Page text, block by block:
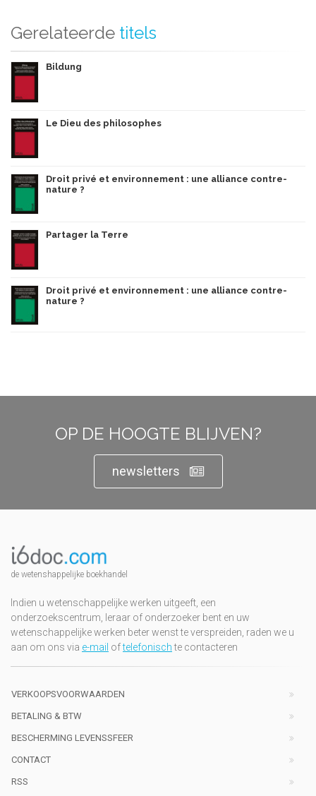
Gerelateerde titels
Bildung
Le Dieu des philosophes
Droit privé et environnement : une alliance contre-
nature ?
Partager la Terre
Droit privé et environnement : une alliance contre-
nature ?
OP DE HOOGTE BLIJVEN?
newsletters
de wetenshappelijke boekhandel
Indien u wetenschappelijke werken uitgeeft, een
onderzoekscentrum, leraar of onderzoeker bent en uw
wetenschappelijke werken beter wenst te verspreiden, raden we u
aan om ons via e-mail oftelefonischte contacteren
VERKOOPSVOORWAARDEN
BETALING & BTW
BESCHERMING LEVENSSFEER
CONTACT
RSS